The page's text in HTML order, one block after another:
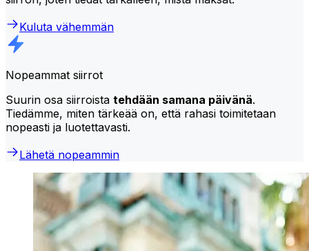
Kuluta vähemmän
Nopeammat siirrot
Suurin osa siirroista tehdään samana päivänä.
Tiedämme, miten tärkeää on, että rahasi toimitetaan
nopeasti ja luotettavasti.
Lähetä nopeammin